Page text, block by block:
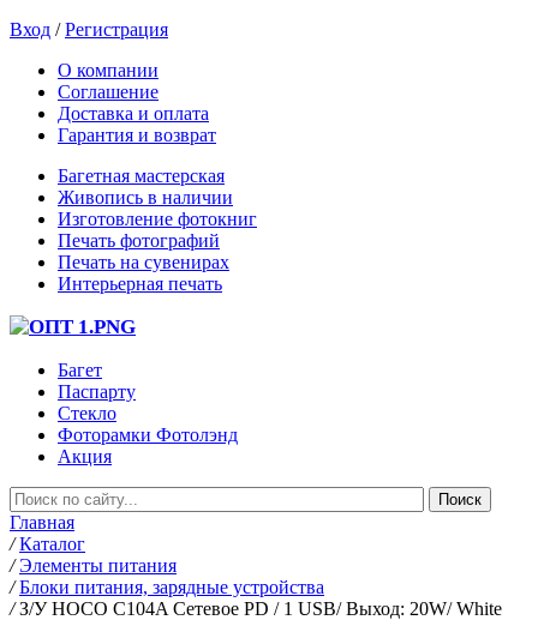
Вход /Регистрация
О компании
Соглашение
Доставка и оплата
Гарантия и возврат
Багетная мастерская
Живопись в наличии
Изготовление фотокниг
Печать фотографий
Печать на сувенирах
Интерьерная печать
Багет
Паспарту
Стекло
Фоторамки Фотолэнд
Акция
Главная
/ Каталог
/ Элементы питания
/ Блоки питания, зарядные устройства
/ З/У HOCO C104A Сетевое PD / 1 USB/ Выход: 20W/ White